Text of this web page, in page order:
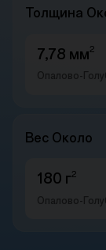
Толщина
7,78 мм2
Опалово-
Вес Около
180 г2
Опалово-